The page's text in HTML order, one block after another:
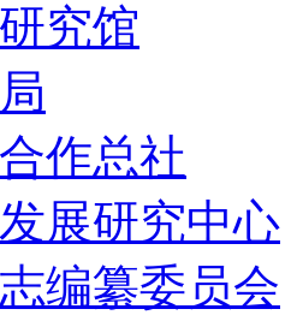
究馆
作总社
展研究中心
编纂委员会